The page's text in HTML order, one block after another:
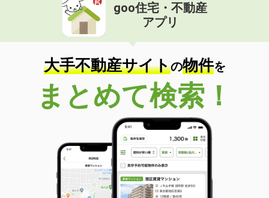
goo住宅・不動産
アプリ
大手不動産サイトの物件を
まとめて検索！